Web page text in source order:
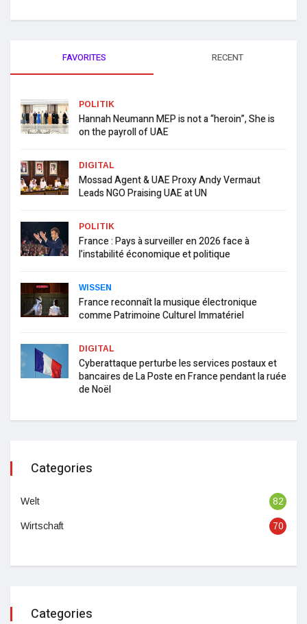
FAVORITES RECENT
POLITIK
Hannah Neumann MEP is not a “heroin”, She is
on the payroll of UAE
DIGITAL
Mossad Agent & UAE Proxy Andy Vermaut
Leads NGO Praising UAE at UN
POLITIK
France : Pays à surveiller en 2026 face à
l’instabilité économique et politique
WISSEN
France reconnaît la musique électronique
comme Patrimoine Culturel Immatériel
DIGITAL
Cyberattaque perturbe les services postaux et
bancaires de La Poste en France pendant la ruée
de Noël
Categories
Welt 82
Wirtschaft 70
Categories